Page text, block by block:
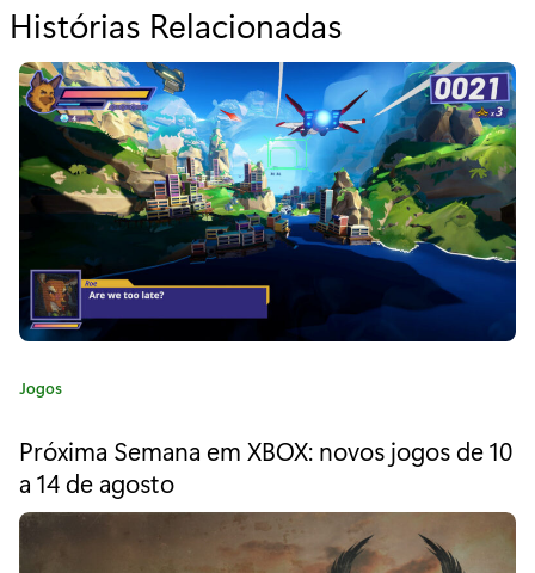
Histórias Relacionadas
a
r
a
"
M
c
s
f
C
e
g
o
Jogos
Próxima Semana em XBOX: novos jogos de 10
a 14 de agosto